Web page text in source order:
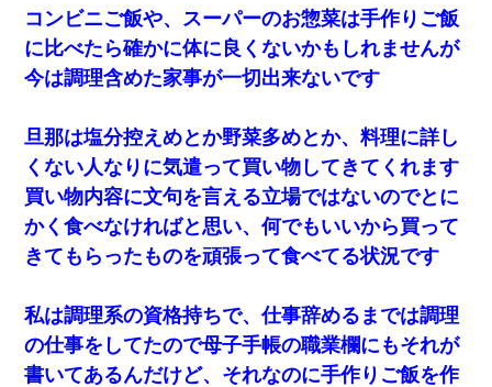
コンビニご飯や、スーパーのお惣菜は手作りご飯
に比べたら確かに体に良くないかもしれませんが
今は調理含めた家事が一切出来ないです
旦那は塩分控えめとか野菜多めとか、料理に詳し
くない人なりに気遣って買い物してきてくれます
買い物内容に文句を言える立場ではないのでとに
かく食べなければと思い、何でもいいから買って
きてもらったものを頑張って食べてる状況です
私は調理系の資格持ちで、仕事辞めるまでは調理
の仕事をしてたので母子手帳の職業欄にもそれが
書いてあるんだけど、それなのに手作りご飯を作